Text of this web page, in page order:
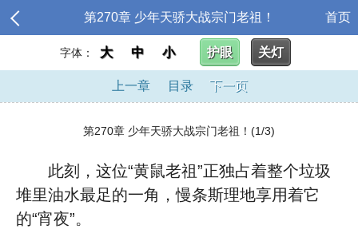
第270章 少年天骄大战宗门老祖！ 首页
字体： 大 中 小 护眼 关灯
上一章 目录 下一页
第270章 少年天骄大战宗门老祖！(1/3)
此刻，这位“黄鼠老祖”正独占着整个垃圾
堆里油水最足的一角，慢条斯理地享用着它
的“宵夜”。